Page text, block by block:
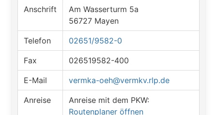
Anschrift
Am Wasserturm 5a
56727 Mayen
Telefon 02651/9582-0
Fax 026519582-400
E-Mail vermka-oeh@vermkv.rlp.de
Anreise
Anreise mit dem PKW:
Routenplaner öffnen